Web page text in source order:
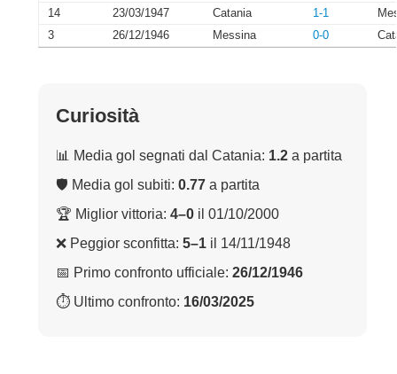
14
23/03/1947 Catania 1-1
3
26/12/1946 Messina 0-0
Curiosità
📊 Media gol segnati dal Catania: 1.2 a partita
🛡 Media gol subiti: 0.77 a partita
🏆 Miglior vittoria: 4–0 il 01/10/2000
❌ Peggior sconfitta: 5–1 il 14/11/1948
📅 Primo confronto ufficiale: 26/12/1946
⏱ Ultimo confronto: 16/03/2025